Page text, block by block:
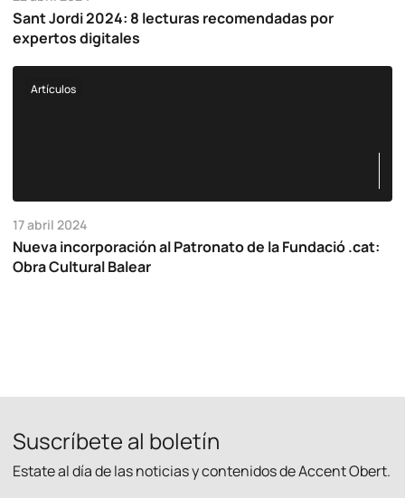
Sant Jordi 2024: 8 lecturas recomendadas por
expertos digitales
Artículos
17 abril 2024
Nueva incorporación al Patronato de la Fundació .cat:
Obra Cultural Balear
Suscríbete al boletín
Estate al día de las noticias y contenidos de Accent Obert.